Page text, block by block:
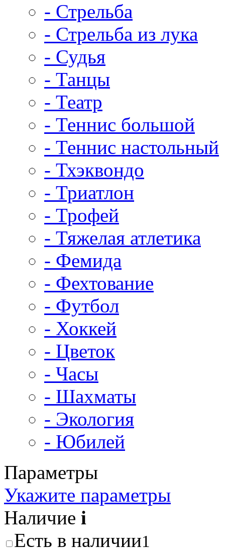
- Стрельба
- Стрельба из лука
- Судья
- Танцы
- Театр
- Теннис большой
- Теннис настольный
- Тхэквондо
- Триатлон
- Трофей
- Тяжелая атлетика
- Фемида
- Фехтование
- Футбол
- Хоккей
- Цветок
- Часы
- Шахматы
- Экология
- Юбилей
Параметры
Укажите параметры
Наличие i
Есть в наличии1